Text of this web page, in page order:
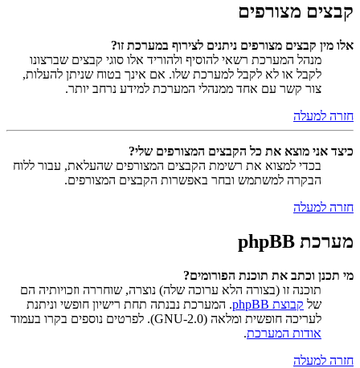
קבצים מצורפים
אלו מין קבצים מצורפים ניתנים לצירוף במערכת זו?
מנהל המערכת רשאי להוסיף ולהוריד אלו סוגי קבצים שברצונו
לקבל או לא לקבל למערכת שלו. אם אינך בטוח שניתן להעלות,
צור קשר עם אחד ממנהלי המערכת למידע נרחב יותר.
חזרה למעלה
כיצד אני מוצא את כל הקבצים המצורפים שלי?
בכדי למצוא את רשימת הקבצים המצורפים שהעלאת, עבור ללוח
הבקרה למשתמש ובחר באפשרות הקבצים המצורפים.
חזרה למעלה
מערכת phpBB
מי תכנן וכתב את תוכנת הפורומים?
תוכנה זו (בצורה הלא ערוכה שלה) נוצרה, שוחררה וזכויותיה הם
של קבוצת phpBB
. המערכת נבנתה תחת רישיון חופשי וניתנת
לעריכה חופשית ומלאה (GNU-2.0). לפרטים נוספים בקרו בעמוד
אודות המערכת.
חזרה למעלה